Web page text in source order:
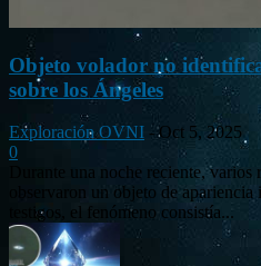
Objeto volador no
sobre los Ángeles
Exploración OVNI - Oct 5, 2025
0
Durante una noche reciente,
observaron un objeto de
testigos, el fenómeno consistía...